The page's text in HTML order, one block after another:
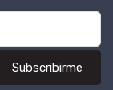
Subscribirme